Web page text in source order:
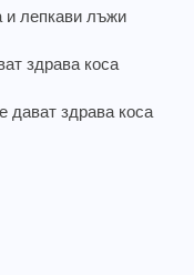
лепкави лъжи
здрава коса
дават здрава коса